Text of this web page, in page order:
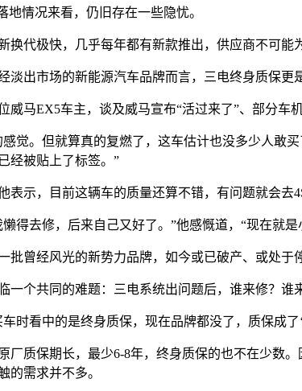
地情况来看，仍旧存在一些隐忧。
换代极快，几乎每年都有新款推出，供应商不可能
淡出市场的新能源汽车品牌而言，三电终身质保更
威马EX5车主，谈及威马宣布“活过来了”、部分车
觉。但就算真的复燃了，这车估计也没多少人敢
经被贴上了标签。”
表示，目前这辆车的质量还算不错，有问题就会去
得去修，后来自己又好了。”他感慨道，“现在就
曾经风光的新势力品牌，如今或已破产、或处于
一个共同的难题：三电系统出问题后，谁来修？谁
时看中的是终身质保，现在品牌都没了，质保成了
厂质保期长，最少6-8年，终身质保的也不在少数
的需求并不多。